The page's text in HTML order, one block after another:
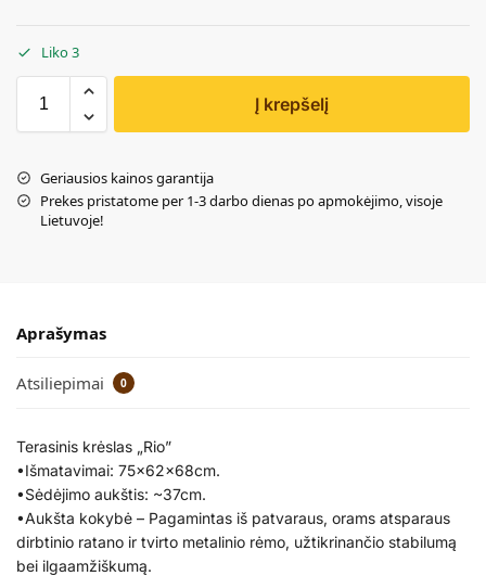
Liko 3
Į krepšelį
Geriausios kainos garantija
Prekes pristatome per 1-3 darbo dienas po apmokėjimo, visoje
Lietuvoje!
Aprašymas
Atsiliepimai 0
Terasinis krėslas „Rio”
•Išmatavimai: 75x62x68cm.
•Sėdėjimo aukštis: ~37cm.
•Aukšta kokybė – Pagamintas iš patvaraus, orams atsparaus
dirbtinio ratano ir tvirto metalinio rėmo, užtikrinančio stabilumą
bei ilgaamžiškumą.